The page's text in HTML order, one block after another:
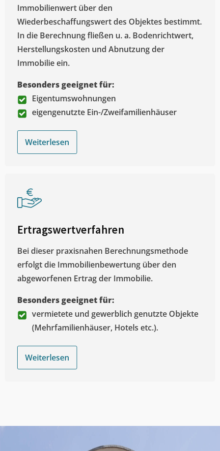
Immobilienwert über den
Wiederbeschaffungswert des Objektes bestimmt.
In die Berechnung fließen u. a. Bodenrichtwert,
Herstellungskosten und Abnutzung der
Immobilie ein.
Besonders geeignet für:
Eigentumswohnungen
eigengenutzte Ein-/Zweifamilienhäuser
Weiterlesen
Ertragswertverfahren
Bei dieser praxisnahen Berechnungsmethode
erfolgt die Immobilienbewertung über den
abgeworfenen Ertrag der Immobilie.
Besonders geeignet für:
vermietete und gewerblich genutzte Objekte
(Mehrfamilienhäuser, Hotels etc.).
Weiterlesen